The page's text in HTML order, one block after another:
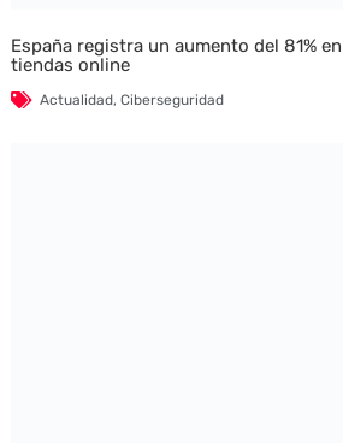
España registra un aumento del 81%
tiendas online
Actualidad, Ciberseguridad